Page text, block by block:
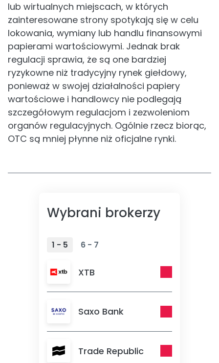
lub wirtualnych miejscach, w których
zainteresowane strony spotykają się w celu
lokowania, wymiany lub handlu finansowymi
papierami wartościowymi. Jednak brak
regulacji sprawia, że są one bardziej
ryzykowne niż tradycyjny rynek giełdowy,
ponieważ w swojej działalności papiery
wartościowe i handlowcy nie podlegają
szczegółowym regulacjom i zezwoleniom
organów regulacyjnych. Ogólnie rzecz biorąc,
OTC są mniej płynne niż oficjalne rynki.
Wybrani brokerzy
1 - 5 6 - 7
XTB
Saxo Bank
Trade Republic